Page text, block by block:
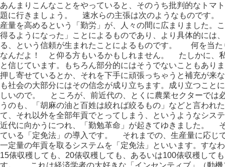
あんまりこんなことをやっていると、そのうち批判的なトマ
題に行きましょう。 速水らの主張は次のようなものです
産量を高めるという「勤労」が、人々の間に広まりました。
得るようになった」ことによるものであり、より具体的には
る、という信頼が生まれたことによるものです。 何を当た
なんだよ！ と仰る方もいるかもしれません。 たしかに、
と信じています。もちろん部分的にはそうでないこともあり
押し寄せているとか、それを下手に頑張っちゃうと補充が
も社会の大部分にはその信念が成り立ちます。成り立つこと
しいので。 ところが、前近代の、とくに農業セクターで
うのも、「胡麻の油と百姓は絞れば絞るもの」などと言われ
て、それ以外を全部年貢でとってしまう、というようなシ
近代に向かうにつれ、「勤勉革命」が起きてゆきました。
ている「定免法」の導入です。 それまでの、生産量に応じ
一定量の年貢を取るシステムを「定免法」といいます。すな
15俵収穫しても、20俵収穫しても、あるいは100俵収穫して
す。 これは経済学者の大好きな「インセンティブ」（動機